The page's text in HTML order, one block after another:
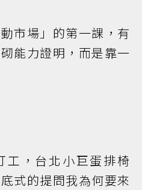
市場」的第一課，有
能力證明，而是靠一
工，台北小巨蛋排椅
式的提問我為何要來